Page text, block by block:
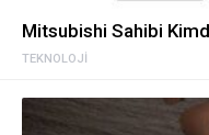
TEKNOLOJI
Mitsubishi Sahibi